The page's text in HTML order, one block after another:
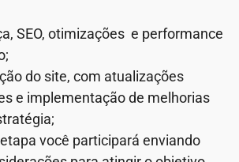
SEO, otimizações e performance
do site, com atualizações
e implementação de melhorias
você participará enviando